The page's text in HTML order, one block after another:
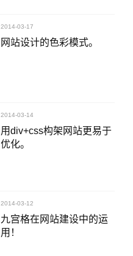
2014-03-17
网站设计的色彩模式。
2014-03-14
用div+css构架网站更易于
优化。
2014-03-12
九宫格在网站建设中的运
用！